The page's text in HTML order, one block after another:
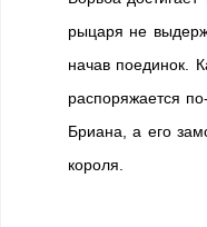
рыцаря не
начав поединок.
распоряжается
Бриана, а его
короля.